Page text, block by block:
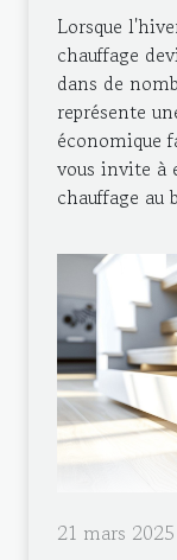
Lorsque
chauffage
dans de
représente
économique
vous invite à
chauffage au
21 mars